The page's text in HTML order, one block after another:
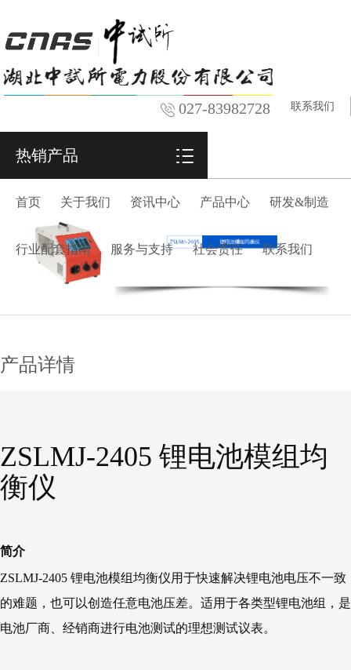
027-83982728 联系我们
热销产品
首页 关于我们 资讯中心 产品中心 研发&制造
行业配套指南 服务与支持 社会责任 联系我们
产品详情
ZSLMJ-2405 锂电池模组均
衡仪
简介
ZSLMJ-2405 锂电池模组均衡仪用于快速解决锂电池电压不一致
的难题，也可以创造任意电池压差。适用于各类型锂电池组，是
电池厂商、经销商进行电池测试的理想测试议表。